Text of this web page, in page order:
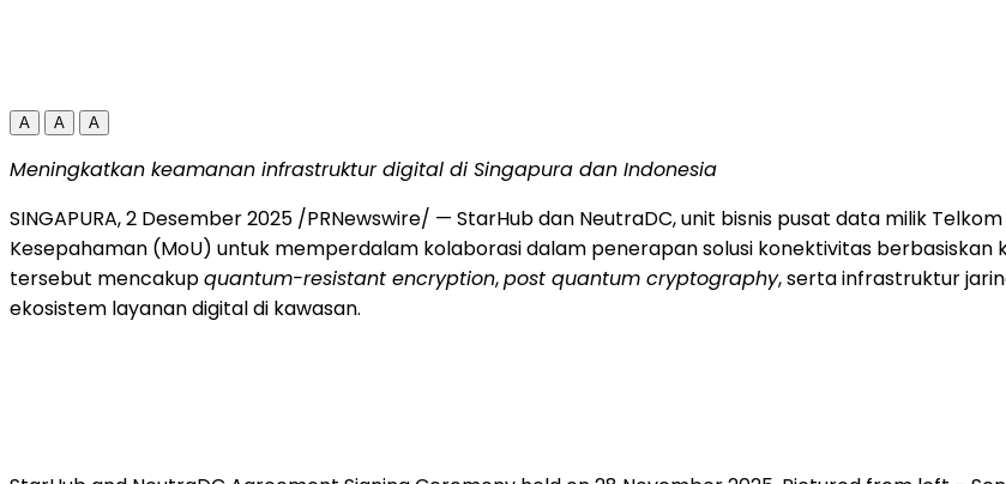
A A A
Meningkatkan keamanan infrastruktur digital di Singapura dan Indonesia
SINGAPURA, 2 Desember 2025 /PRNewswire/ — StarHub dan NeutraDC, unit bisnis pusat data milik
Kesepahaman (MoU) untuk memperdalam kolaborasi dalam penerapan solusi konektivitas berbasiskan
tersebut mencakupquantum-resistant encryption,post quantum cryptography, serta infrastruktur
ekosistem layanan digital di kawasan.